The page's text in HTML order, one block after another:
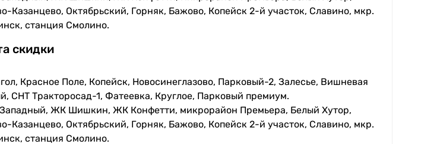
Казанцево, Октябрьский, Горняк, Бажово, Копейск 2-й участок, Славино, мкр.
станция Смолино.
скидки
Красное Поле, Копейск, Новосинеглазово, Парковый-2, Залесье, Вишневая
СНТ Тракторосад-1, Фатеевка, Круглое, Парковый премиум.
ЖК Шишкин, ЖК Конфетти, микрорайон Премьера, Белый Хутор,
Казанцево, Октябрьский, Горняк, Бажово, Копейск 2-й участок, Славино, мкр.
станция Смолино.